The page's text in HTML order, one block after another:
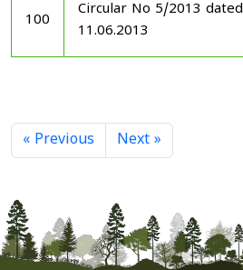
100
Circular No 5/2013 dated
11.06.2013
« Previous Next »